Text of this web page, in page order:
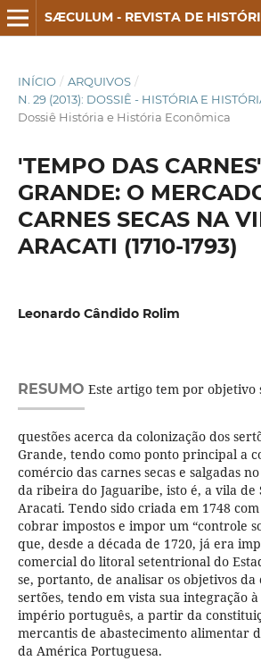
SÆCULUM - REVISTA DE
INÍCIO / ARQUIVOS /
N. 29 (2013): DOSSIÊ - HISTÓRIA E
Dossiê História e História Econômica
'TEMPO DAS
GRANDE: O
CARNES SECAS NA
ARACATI (1710-1793)
Leonardo Cândido Rolim
RESUMO Este artigo tem por objetivo
questões acerca da colonização dos
Grande, tendo como ponto principal a
comércio das carnes secas e salgadas
da ribeira do Jaguaribe, isto é, a vila de
Aracati. Tendo sido criada em 1748
cobrar impostos e impor um “controle
que, desde a década de 1720, já era
comercial do litoral setentrional do
se, portanto, de analisar os objetivos da
sertões, tendo em vista sua integração
império português, a partir da
mercantis de abastecimento alimentar
da América Portuguesa.